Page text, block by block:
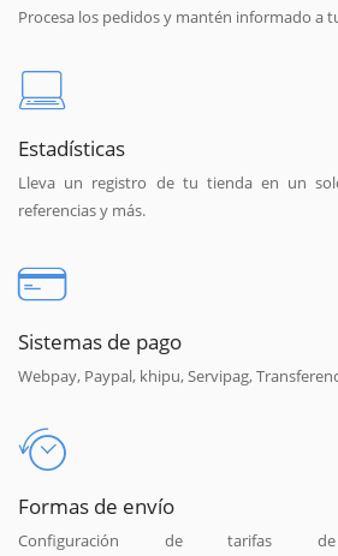
Procesa los pedidos y mantén informado a
Estadísticas
Lleva un registro de tu tienda en un
referencias y más.
Sistemas de pago
Webpay, Paypal, khipu, Servipag,
Formas de envío
Configuración de tarifas